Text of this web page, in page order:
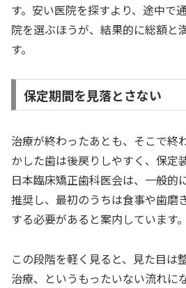
す。安い医院を探すより、途中で
院を選ぶほうが、結果的に総額と
す。
保定期間を見落とさない
治療が終わったあとも、そこで終
かした歯は後戻りしやすく、保定
日本臨床矯正歯科医会は、一般的
推奨し、最初のうちは食事や歯磨
する必要があると案内しています。
この段階を軽く見ると、見た目は
治療、というもったいない流れに